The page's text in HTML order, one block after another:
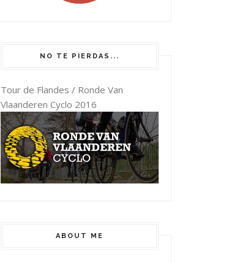
NO TE PIERDAS...
Tour de Flandes / Ronde Van
Vlaanderen Cyclo 2016
ABOUT ME